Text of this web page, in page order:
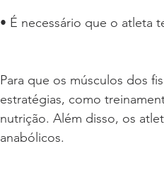
• É necessário que o atleta
Para que os músculos dos
estratégias, como
nutrição. Além disso, os
anabólicos.